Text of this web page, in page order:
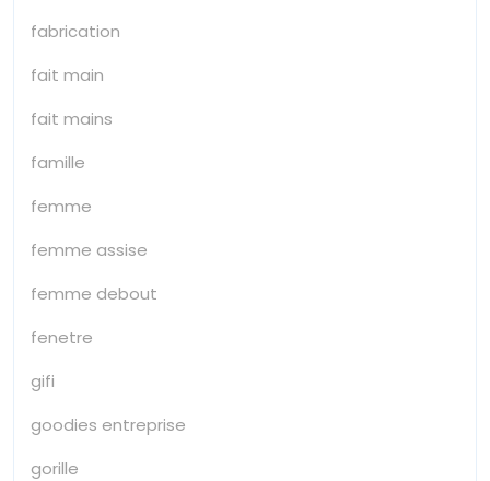
fabrication
fait main
fait mains
famille
femme
femme assise
femme debout
fenetre
gifi
goodies entreprise
gorille